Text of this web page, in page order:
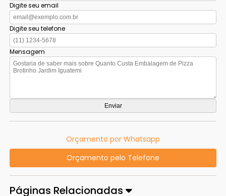
Digite seu email
Digite seu telefone
Mensagem
Orçamento por Whatsapp
Orçamento pelo Telefone
Páginas Relacionadas